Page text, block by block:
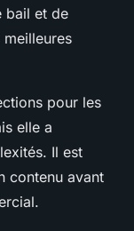
bail et de
pour les
elle a
Il est
contenu avant